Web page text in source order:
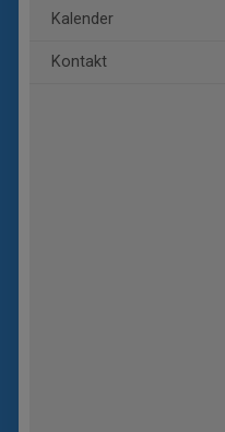
Kalender
Kontakt